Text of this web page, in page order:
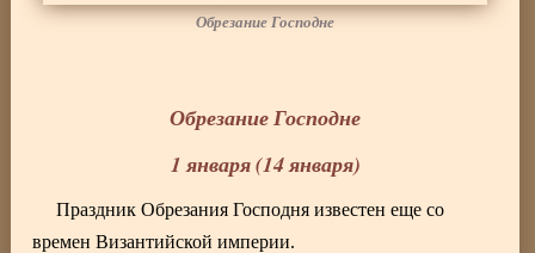
Обрезание Господне
Обрезание Господне
1 января (14 января)
Праздник Обрезания Господня известен еще со
времен Византийской империи.